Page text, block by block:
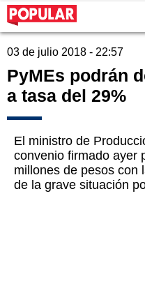
03 de julio 2018 - 22:57
PyMEs podrán
a tasa del 29%
El ministro de
convenio firmado ayer
millones de pesos con
de la grave situación